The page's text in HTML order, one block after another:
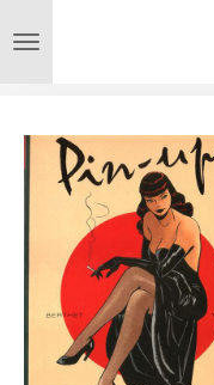
direct
hoofdinhoud